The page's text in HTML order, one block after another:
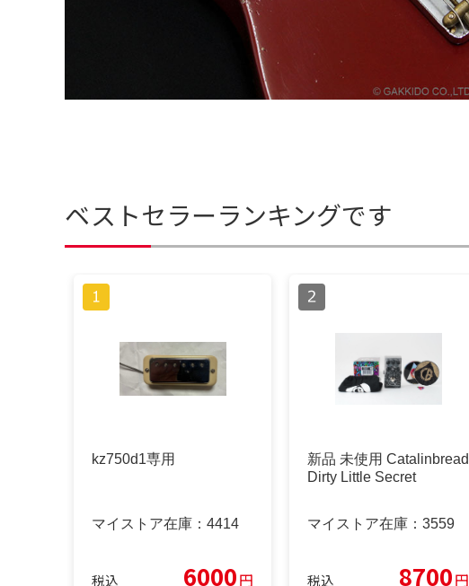
ベストセラーランキングです
kz750d1専用
マイストア在庫： 4414
税込 6000円
新品 未使用 Catalinbread
Dirty Little Secret
マイストア在庫： 3559
税込 8700円